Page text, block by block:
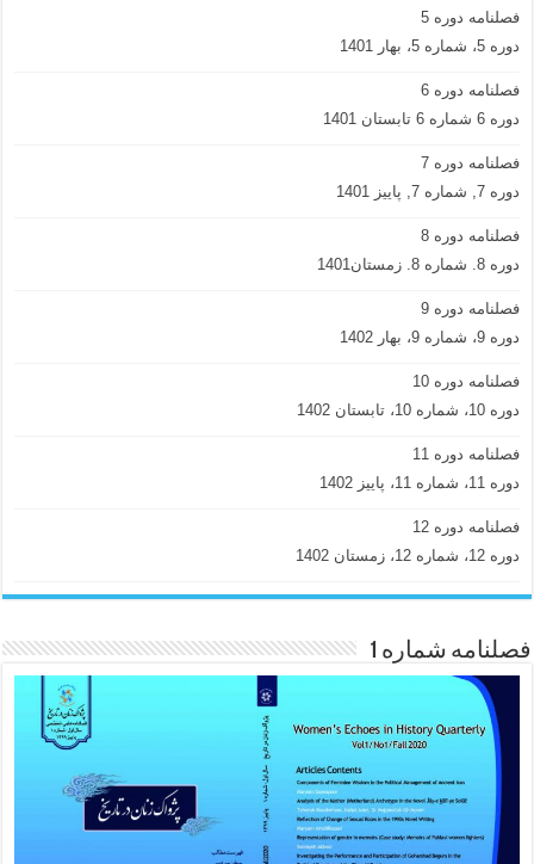
فصلنامه دوره 5
دوره 5، شماره 5، بهار 1401
فصلنامه دوره 6
دوره 6 شماره 6 تابستان 1401
فصلنامه دوره 7
دوره 7, شماره 7, پاییز 1401
فصلنامه دوره 8
دوره 8. شماره 8. زمستان1401
فصلنامه دوره 9
دوره 9، شماره 9، بهار 1402
فصلنامه دوره 10
دوره 10، شماره 10، تابستان 1402
فصلنامه دوره 11
دوره 11، شماره 11، پاییز 1402
فصلنامه دوره 12
دوره 12، شماره 12، زمستان 1402
فصلنامه شماره 1